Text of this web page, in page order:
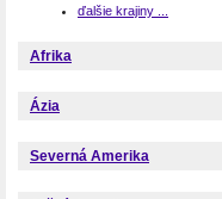
ďalšie krajiny ...
Afrika
Ázia
Severná Amerika